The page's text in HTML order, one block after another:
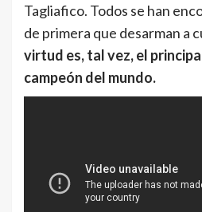
Tagliafico. Todos se han
de primera que desarman a
virtud es, tal vez, el
campeón del mundo.